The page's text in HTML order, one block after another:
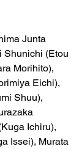
Junta
Shunichi (Etou
Morihito),
Eichi),
Shuu),
Ichiru),
Issei), Murata